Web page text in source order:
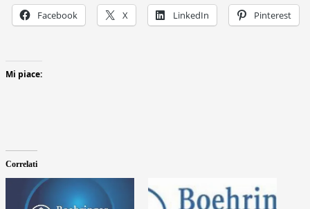
Facebook X LinkedIn Pinterest
Mi piace:
Correlati